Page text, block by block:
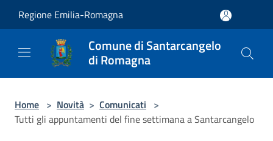
Regione Emilia-Romagna
Comune di Santarcangelo
di Romagna
Home > Novità > Comunicati >
Tutti gli appuntamenti del fine settimana a Santarcangelo